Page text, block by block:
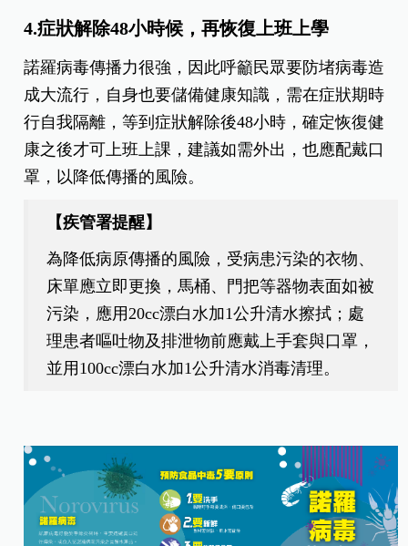
4.症狀解除48小時候，再恢復上班上學
諾羅病毒傳播力很強，因此呼籲民眾要防堵病毒造
成大流行，自身也要儲備健康知識，需在症狀期時
行自我隔離，等到症狀解除後48小時，確定恢復健
康之後才可上班上課，建議如需外出，也應配戴口
罩，以降低傳播的風險。
【疾管署提醒】
為降低病原傳播的風險，受病患污染的衣物、
床單應立即更換，馬桶、門把等器物表面如被
污染，應用20cc漂白水加1公升清水擦拭；處
理患者嘔吐物及排泄物前應戴上手套與口罩，
並用100cc漂白水加1公升清水消毒清理。